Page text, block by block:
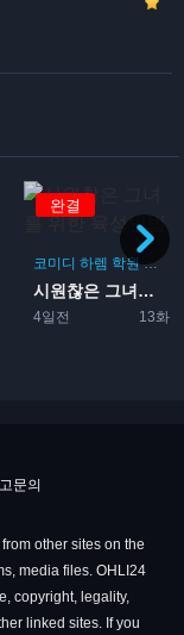
게임
완결
코미디 하렘 학원 로맨
시원찮은 그녀를 위한 육성방...
4일전 13화
문의
other sites on the
media files. OHLI24
copyright, legality,
linked sites. If you